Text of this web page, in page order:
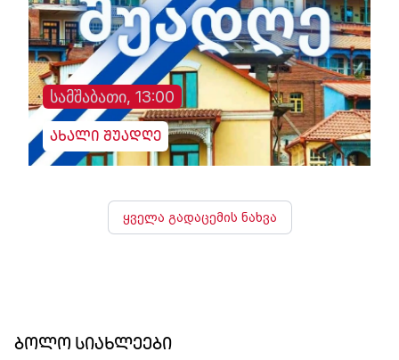
სამშაბათი, 13:00
ახალი შუადღე
ყველა გადაცემის ნახვა
ბოლო სიახლეები